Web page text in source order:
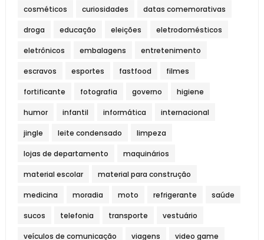
cosméticos curiosidades datas comemorativas
droga educação eleições eletrodomésticos
eletrônicos embalagens entretenimento
escravos esportes fastfood filmes
fortificante fotografia governo higiene
humor infantil informática internacional
jingle leite condensado limpeza
lojas de departamento maquinários
material escolar material para construção
medicina moradia moto refrigerante saúde
sucos telefonia transporte vestuário
veículos de comunicação viagens video game